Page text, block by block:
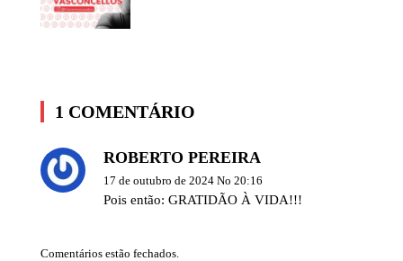
1 COMENTÁRIO
ROBERTO PEREIRA
17 de outubro de 2024 No 20:16
Pois então: GRATIDÃO À VIDA!!!
Comentários estão fechados.